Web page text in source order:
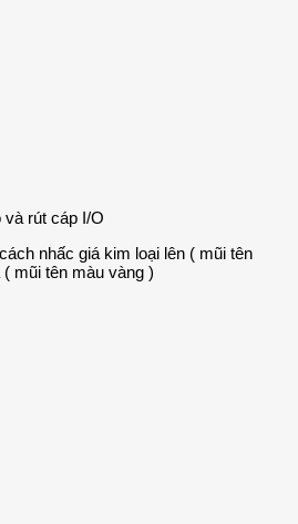
rút cáp I/O
nhấc giá kim loại lên ( mũi tên
mũi tên màu vàng )